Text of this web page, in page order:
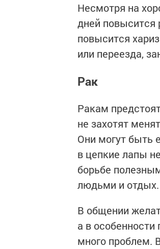
Несмотря на
дней повысится
повысится
или переезда,
Рак
Ракам
не захотят
Они могут быть
в цепкие лапы
борьбе
людьми и отдых.
В общении
а в
много проблем.